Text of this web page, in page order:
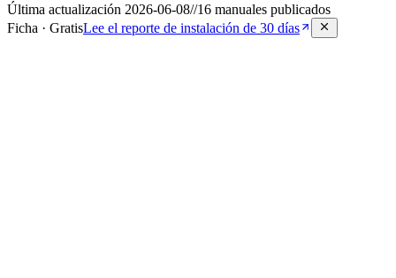
Última actualización 2026-06-08//16 manuales publicados
Ficha · GratisLee el reporte de instalación de 30 días